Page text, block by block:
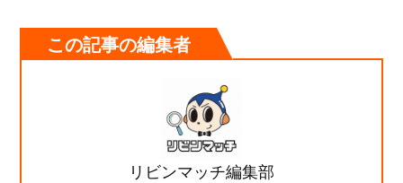
この記事の編集者
リビンマッチ編集部